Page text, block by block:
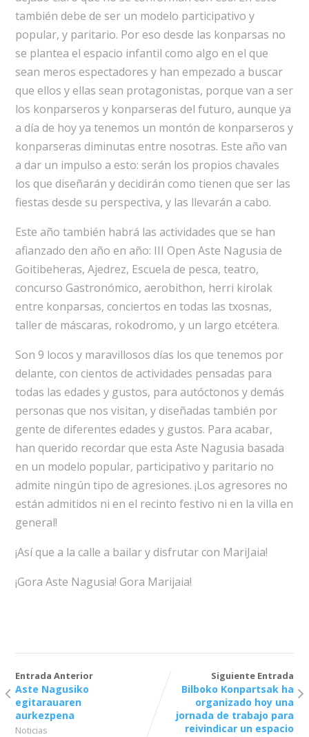
también debe de ser un modelo participativo y
popular, y paritario. Por eso desde las konparsas no
se plantea el espacio infantil como algo en el que
sean meros espectadores y han empezado a buscar
que ellos y ellas sean protagonistas, porque van a ser
los konparseros y konparseras del futuro, aunque ya
a día de hoy ya tenemos un montón de konparseros y
konparseras diminutas entre nosotras. Este año van
a dar un impulso a esto: serán los propios chavales
los que diseñarán y decidirán como tienen que ser las
fiestas desde su perspectiva, y las llevarán a cabo.
Este año también habrá las actividades que se han
afianzado den año en año: III Open Aste Nagusia de
Goitibeheras, Ajedrez, Escuela de pesca, teatro,
concurso Gastronómico, aerobithon, herri kirolak
entre konparsas, conciertos en todas las txosnas,
taller de máscaras, rokodromo, y un largo etcétera.
Son 9 locos y maravillosos días los que tenemos por
delante, con cientos de actividades pensadas para
todas las edades y gustos, para autóctonos y demás
personas que nos visitan, y diseñadas también por
gente de diferentes edades y gustos. Para acabar,
han querido recordar que esta Aste Nagusia basada
en un modelo popular, participativo y paritario no
admite ningún tipo de agresiones. ¡Los agresores no
están admitidos ni en el recinto festivo ni en la villa en
general!
¡Así que a la calle a bailar y disfrutar con MariJaia!
¡Gora Aste Nagusia! Gora Marijaia!
Entrada Anterior
Aste Nagusiko
egitarauaren
aurkezpena
Noticias
Siguiente Entrada
Bilboko Konpartsak ha
organizado hoy una
jornada de trabajo para
reivindicar un espacio